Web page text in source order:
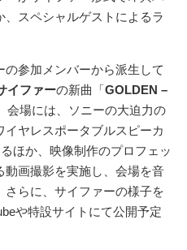
スペシャルゲストによるラ
参加メンバーから派生して
イファーの新曲「GOLDEN –
会場には、ソニーの大迫力の
ヤレスポータブルスピーカ
ほか、映像制作のプロフェッ
動画撮影を実施し、会場を音
さらに、サイファーの様子を
や特設サイトにて公開予定